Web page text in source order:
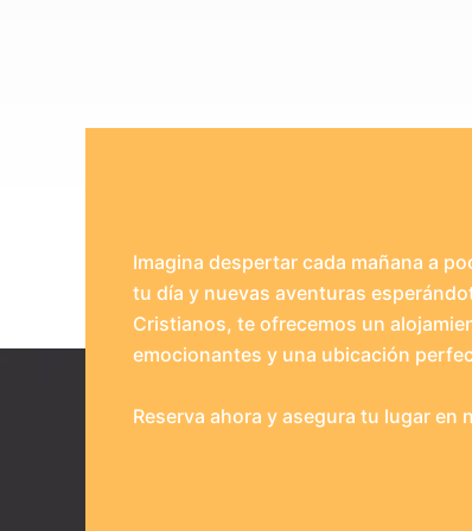
Imagina despertar cada mañana a
tu día y nuevas aventuras
Cristianos, te ofrecemos un
emocionantes y una ubicación
Reserva ahora y asegura tu lugar en